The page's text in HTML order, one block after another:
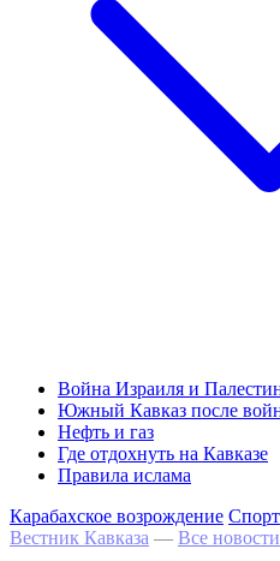
Война Израиля и
Южный Кавказ после
Нефть и газ
Где отдохнуть на Кавказе
Правила ислама
Карабахское возрождение Спорт
Вестник Кавказа — Все новости